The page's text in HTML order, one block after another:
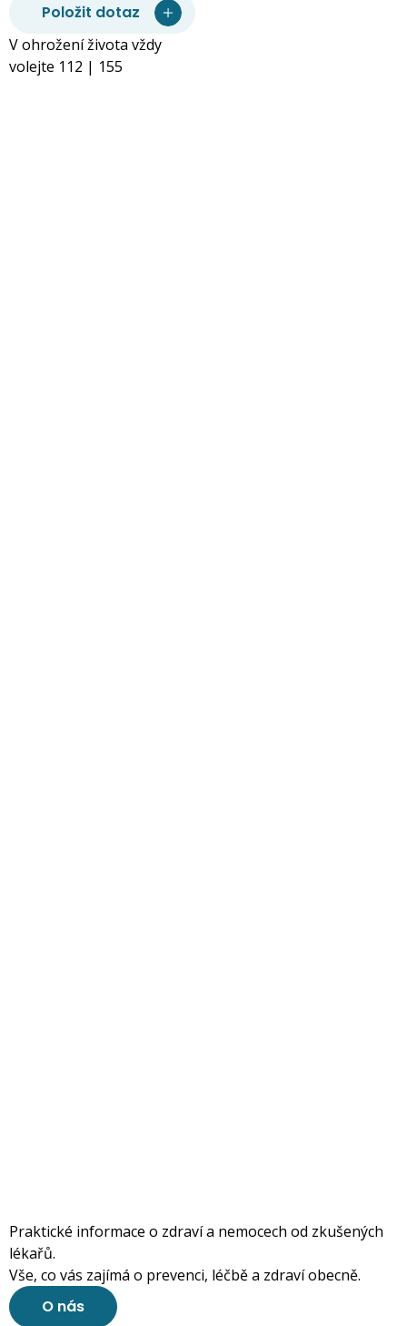
Položit dotaz
V ohrožení života vždy
volejte 112 | 155
Praktické informace o zdraví a nemocech od zkušených
lékařů.
Vše, co vás zajímá o prevenci, léčbě a zdraví obecně.
O nás